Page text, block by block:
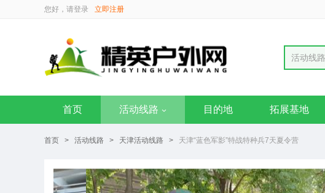
您好，请登录 立即注册
活动线路
首页 活动线路 目的地 拓展基地
首页 > 活动线路 > 天津活动线路 > 天津“蓝色军影”特战特种兵7天夏令营